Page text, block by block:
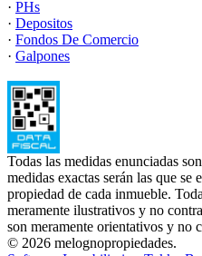
· PHs
· Depositos
· Fondos De Comercio
· Galpones
Todas las medidas enunciadas
medidas exactas serán las que
propiedad de cada inmueble.
meramente ilustrativos y no
son meramente orientativos y no
© 2026 melognopropiedades.